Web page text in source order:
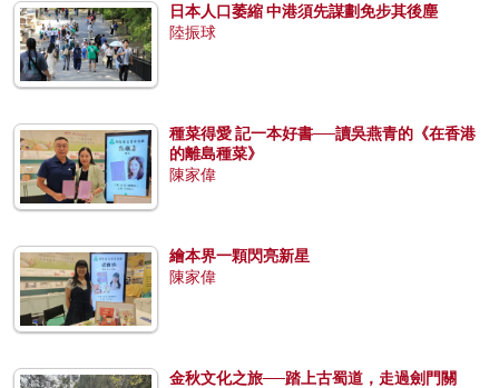
日本人口萎縮 中港須先謀劃免步其後塵
陸振球
種菜得愛 記一本好書──讀吳燕青的《在香港
的離島種菜》
陳家偉
繪本界一顆閃亮新星
陳家偉
金秋文化之旅──踏上古蜀道，走過劍門關